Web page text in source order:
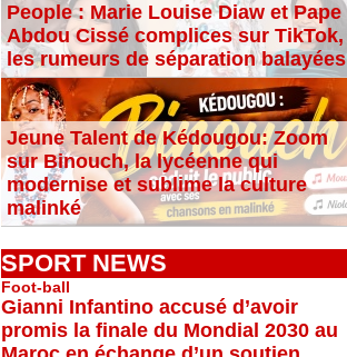
People : Marie Louise Diaw et Pape
Abdou Cissé complices sur TikTok,
les rumeurs de séparation balayées
Jeune Talent de Kédougou: Zoom
sur Binouch, la lycéenne qui
modernise et sublime la culture
malinké
SPORT NEWS
Foot-ball
Gianni Infantino accusé d’avoir
promis la finale du Mondial 2030 au